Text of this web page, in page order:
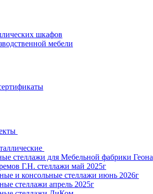
шкафов
мебели
стеллажи для Мебельной фабрики Геона
Г.Н. стеллажи май 2025г
и консольные стеллажи июнь 2026г
стеллажи апрель 2025г